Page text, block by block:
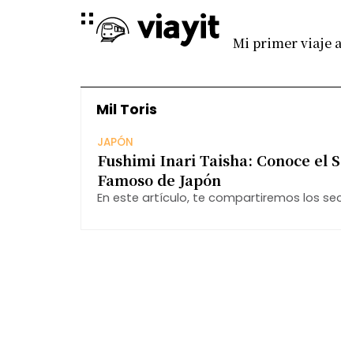
Mi primer viaje
Mil Toris
JAPÓN
Fushimi Inari Taisha: Conoce el
Famoso de Japón
En este artículo, te compartiremos los